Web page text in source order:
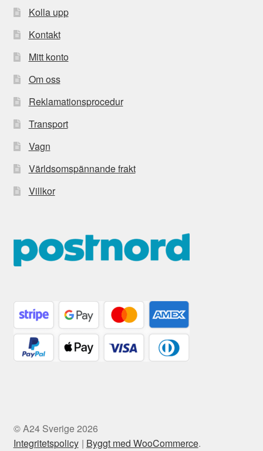
Kolla upp
Kontakt
Mitt konto
Om oss
Reklamationsprocedur
Transport
Vagn
Världsomspännande frakt
Villkor
© A24 Sverige 2026
Integritetspolicy
Byggt med WooCommerce.